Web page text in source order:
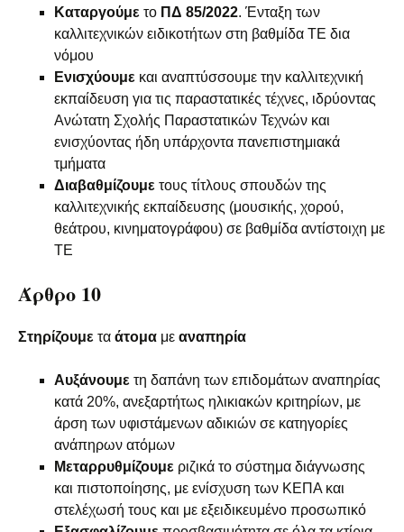
Καταργούμε το ΠΔ 85/2022. Ένταξη των
καλλιτεχνικών ειδικοτήτων στη βαθμίδα ΤΕ δια
νόμου
Ενισχύουμε και αναπτύσσουμε την καλλιτεχνική
εκπαίδευση για τις παραστατικές τέχνες, ιδρύοντας
Ανώτατη Σχολής Παραστατικών Τεχνών και
ενισχύοντας ήδη υπάρχοντα πανεπιστημιακά
τμήματα
Διαβαθμίζουμε τους τίτλους σπουδών της
καλλιτεχνικής εκπαίδευσης (μουσικής, χορού,
θεάτρου, κινηματογράφου) σε βαθμίδα αντίστοιχη με
ΤΕ
Άρθρο 10
Στηρίζουμε τα άτομα με αναπηρία
Αυξάνουμε τη δαπάνη των επιδομάτων αναπηρίας
κατά 20%, ανεξαρτήτως ηλικιακών κριτηρίων, με
άρση των υφιστάμενων αδικιών σε κατηγορίες
ανάπηρων ατόμων
Μεταρρυθμίζουμε ριζικά το σύστημα διάγνωσης
και πιστοποίησης, με ενίσχυση των ΚΕΠΑ και
στελέχωσή τους και με εξειδικευμένο προσωπικό